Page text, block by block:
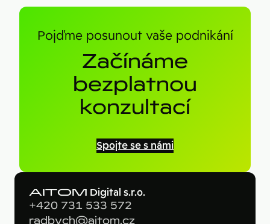
Pojďme posunout vaše podnikání
Začínáme
bezplatnou
konzultací
Spojte se s námi
AITOM Digital s.r.o.
+420 731 533 572
radbych@aitom.cz